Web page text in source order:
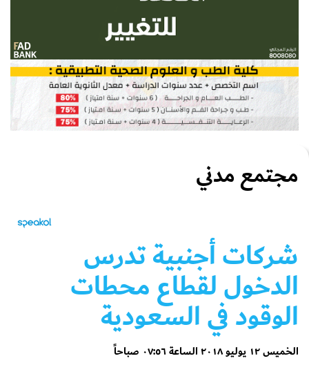
مجتمع مدني
شركات أجنبية تدرس
الدخول لقطاع محطات
الوقود في السعودية
الخميس ١٢ يوليو ٢٠١٨ الساعة ٠٧:٥٦ صباحاً